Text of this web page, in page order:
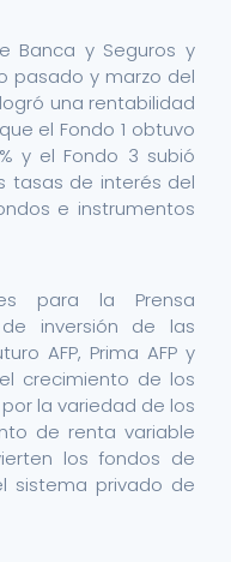
Banca y Seguros y
pasado y marzo del
una rentabilidad
el Fondo 1 obtuvo
y el Fondo 3 subió
tasas de interés del
e instrumentos
para la Prensa
de inversión de las
AFP, Prima AFP y
crecimiento de los
la variedad de los
de renta variable
los fondos de
sistema privado de